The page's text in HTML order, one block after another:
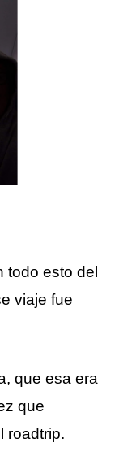
todo esto del
viaje fue
que esa era
que
roadtrip.